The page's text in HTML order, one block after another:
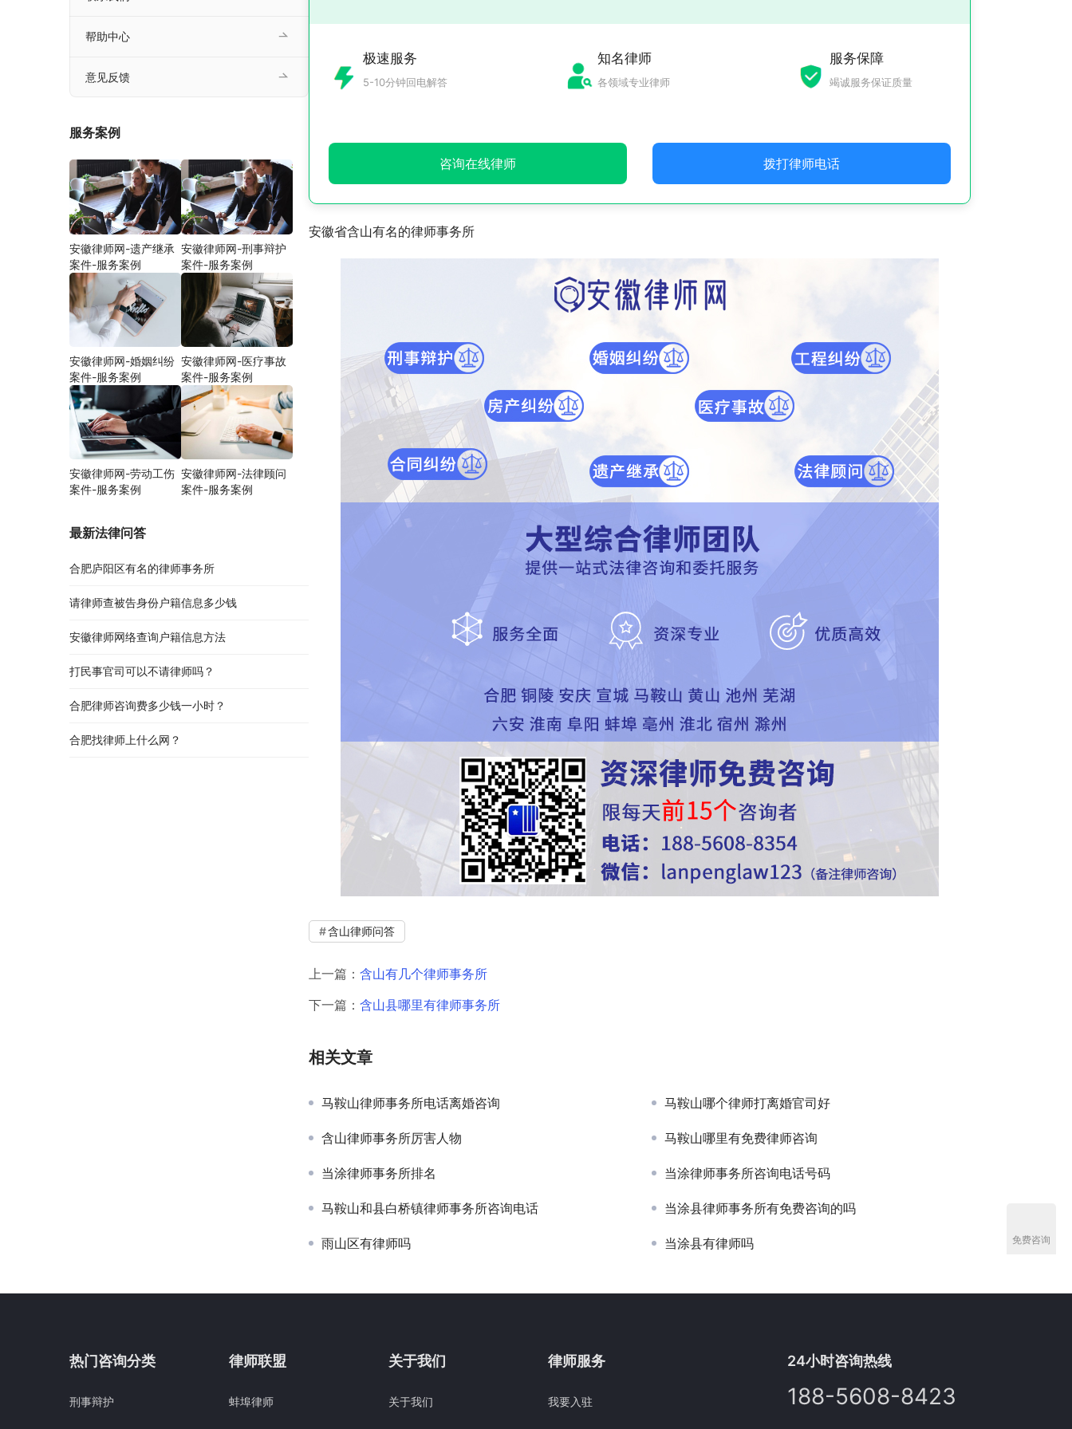
极速服务
5-10分钟回电解答
知名律师
各领域专业律师
服务保障
竭诚服务保证质量
咨询在线律师 拨打律师电话
安徽省含山有名的律师事务所
含山律师问答
上一篇： 含山有几个律师事务所
下一篇： 含山县哪里有律师事务所
相关文章
马鞍山律师事务所电话离婚咨询 马鞍山哪个律师打离婚官司好
含山律师事务所厉害人物 马鞍山哪里有免费律师咨询
当涂律师事务所排名 当涂律师事务所咨询电话号码
马鞍山和县白桥镇律师事务所咨询电话 当涂县律师事务所有免费咨询的吗
雨山区有律师吗 当涂县有律师吗
帮助中心
意见反馈
服务案例
安徽律师网-遗产继承
案件-服务案例
安徽律师网-刑事辩护
案件-服务案例
安徽律师网-婚姻纠纷
案件-服务案例
安徽律师网-医疗事故
案件-服务案例
安徽律师网-劳动工伤
案件-服务案例
安徽律师网-法律顾问
案件-服务案例
最新法律问答
合肥庐阳区有名的律师事务所
请律师查被告身份户籍信息多少钱
安徽律师网络查询户籍信息方法
打民事官司可以不请律师吗？
合肥律师咨询费多少钱一小时？
合肥找律师上什么网？
热门咨询分类
刑事辩护
律师联盟
蚌埠律师
关于我们
关于我们
律师服务
我要入驻
24小时咨询热线
188-5608-8423
免费咨询